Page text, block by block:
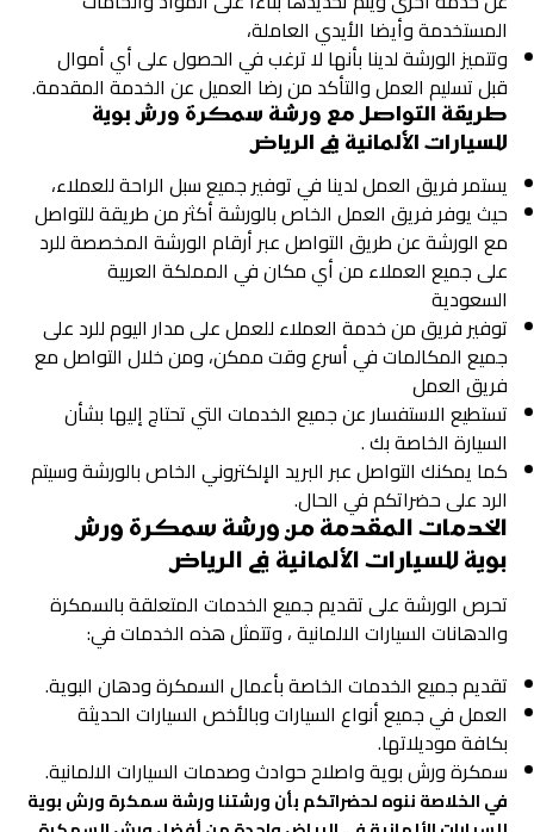
المستخدمة وأيضا الأيدي العاملة،
وتتميز الورشة لدينا بأنها لا ترغب في الحصول على أي أموال
قبل تسليم العمل والتأكد من رضا العميل عن الخدمة المقدمة.
طريقة التواصل مع ورشة سمكرة ورش بوية
للسيارات الألمانية في الرياض
يستمر فريق العمل لدينا في توفير جميع سبل الراحة للعملاء،
حيث يوفر فريق العمل الخاص بالورشة أكثر من طريقة للتواصل
مع الورشة عن طريق التواصل عبر أرقام الورشة المخصصة للرد
على جميع العملاء من أي مكان في المملكة العربية
السعودية
توفير فريق من خدمة العملاء للعمل على مدار اليوم للرد على
جميع المكالمات في أسرع وقت ممكن، ومن خلال التواصل مع
فريق العمل
تستطيع الاستفسار عن جميع الخدمات التي تحتاج إليها بشأن
السيارة الخاصة بك .
كما يمكنك التواصل عبر البريد الإلكتروني الخاص بالورشة وسيتم
الرد على حضراتكم في الحال.
الخدمات المقدمة من ورشة سمكرة ورش
بوية للسيارات الألمانية في الرياض
تحرص الورشة على تقديم جميع الخدمات المتعلقة بالسمكرة
والدهانات السيارات الالمانية ، وتتمثل هذه الخدمات في:
تقديم جميع الخدمات الخاصة بأعمال السمكرة ودهان البوية.
العمل في جميع أنواع السيارات وبالأخص السيارات الحديثة
بكافة موديلاتها.
سمكرة ورش بوية واصلاح حوادث وصدمات السيارات الالمانية.
في الخلاصة ننوه لحضراتكم بأن ورشتنا ورشة سمكرة ورش بوية